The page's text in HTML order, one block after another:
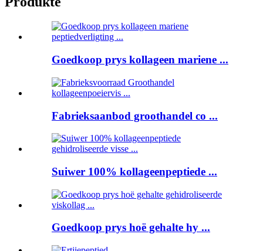
Goedkoop prys kollageen mariene ...
Fabrieksaanbod groothandel co ...
Suiwer 100% kollageenpeptiede ...
Goedkoop prys hoë gehalte hy ...